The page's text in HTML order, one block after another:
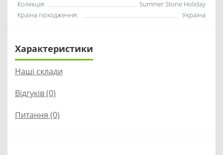
Колекція:
Summer Stone Holiday
Країна походження:
Україна
Характеристики
Наші склади
Відгуків (0)
Питання (0)